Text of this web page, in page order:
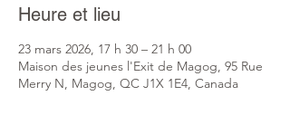
Heure et lieu
23 mars 2026, 17 h 30 – 21 h 00
Maison des jeunes l'Exit de Magog, 95 Rue
Merry N, Magog, QC J1X 1E4, Canada